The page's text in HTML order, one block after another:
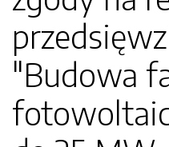
"Budowa